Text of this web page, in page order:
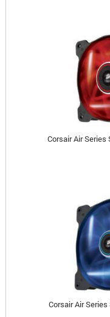
Corsair Air
Corsair Air